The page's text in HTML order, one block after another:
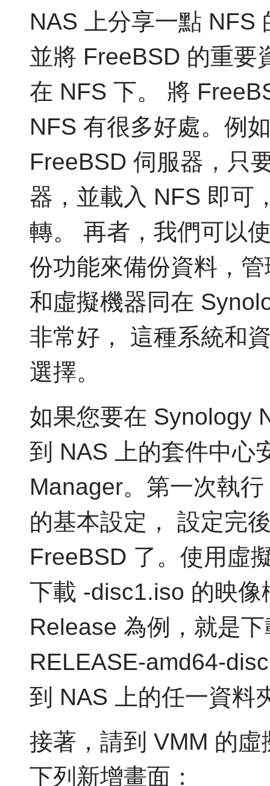
NAS 上分享一點 NFS
並將 FreeBSD 的重要
在 NFS 下。 將
NFS 有很多好處。例
FreeBSD 伺服器，只
器，並載入 NFS 即可
轉。 再者，我們可以
份功能來備份資料，
和虛擬機器同在
非常好， 這種系統和
選擇。
如果您要在 Synology
到 NAS 上的套件中心
Manager。第一次執
的基本設定， 設定完
FreeBSD 了。使用虛
下載 -disc1.iso 的映
Release 為例，就是
RELEASE-amd64-
到 NAS 上的任一資料
接著，請到 VMM 的
下列新增畫面：